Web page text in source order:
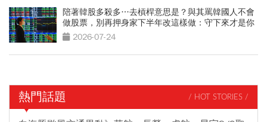
陪著韓股多殺多…去槓桿意思是？與其罵韓國人不會
做股票，別再押身家下半年改這樣做：守下來才是你
的錢2026-07-24
熱門話題 / HOT STORIES /